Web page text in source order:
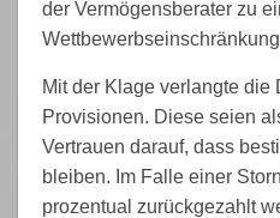
der Vermögensberater zu
Mit der Klage verlangte die
Provisionen. Diese seien
Vertrauen darauf, dass
bleiben. Im Falle einer
prozentual zurückgezahlt